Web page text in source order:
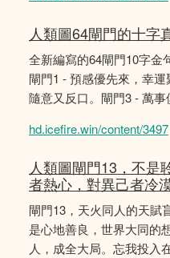
人類圖64閘門的十字
全新編寫的64閘門10字金
閘門1 - 預感優先來，幸
隨意又反口。閘門3 - 萬事
hd.icefire.win/content/3497
人類圖閘門13，不是
者熱心，對異己者冷
閘門13，天火同人的天賦
是心地善良，世界大同的
人，成全大局。忘我投入